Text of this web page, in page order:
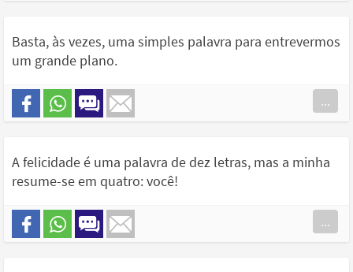
Basta, às vezes, uma simples palavra para entrevermos
um grande plano.
...
A felicidade é uma palavra de dez letras, mas a minha
resume-se em quatro: você!
...